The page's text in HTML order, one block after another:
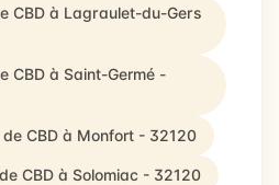
CBD à Lagraulet-du-Gers
CBD à Saint-Germé -
CBD à Monfort - 32120
CBD à Solomiac - 32120